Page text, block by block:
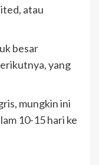
atau
besar
yang
mungkin ini
10-15 hari ke